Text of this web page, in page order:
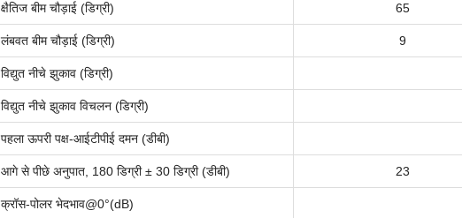
क्षैतिज बीम चौड़ाई (डिग्री) 65
लंबवत बीम चौड़ाई (डिग्री) 9
विद्युत नीचे झुकाव (डिग्री)
विद्युत नीचे झुकाव विचलन (डिग्री)
पहला ऊपरी पक्ष-आईटीपीई दमन (डीबी)
आगे से पीछे अनुपात, 180 डिग्री ± 30 डिग्री (डीबी) 23
क्रॉस-पोलर भेदभाव@0°(dB)